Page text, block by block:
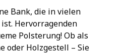
Bank, die in vielen
Hervorragenden
Polsterung! Ob als
oder Holzgestell – Sie